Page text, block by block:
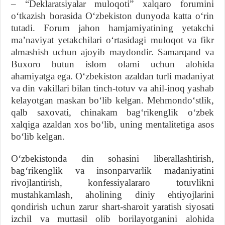
– “Deklaratsiyalar muloqoti” xalqaro forumini
oʻtkazish borasida Oʻzbekiston dunyoda katta oʻrin
tutadi. Forum jahon hamjamiyatining yetakchi
maʼnaviyat yetakchilari oʻrtasidagi muloqot va fikr
almashish uchun ajoyib maydondir. Samarqand va
Buxoro butun islom olami uchun alohida
ahamiyatga ega. Oʻzbekiston azaldan turli madaniyat
va din vakillari bilan tinch-totuv va ahil-inoq yashab
kelayotgan maskan boʻlib kelgan. Mehmondoʻstlik,
qalb saxovati, chinakam bagʻrikenglik oʻzbek
xalqiga azaldan xos boʻlib, uning mentalitetiga asos
boʻlib kelgan.
Oʻzbekistonda din sohasini liberallashtirish,
bagʻrikenglik va insonparvarlik madaniyatini
rivojlantirish, konfessiyalararo totuvlikni
mustahkamlash, aholining diniy ehtiyojlarini
qondirish uchun zarur shart-sharoit yaratish siyosati
izchil va muttasil olib borilayotganini alohida